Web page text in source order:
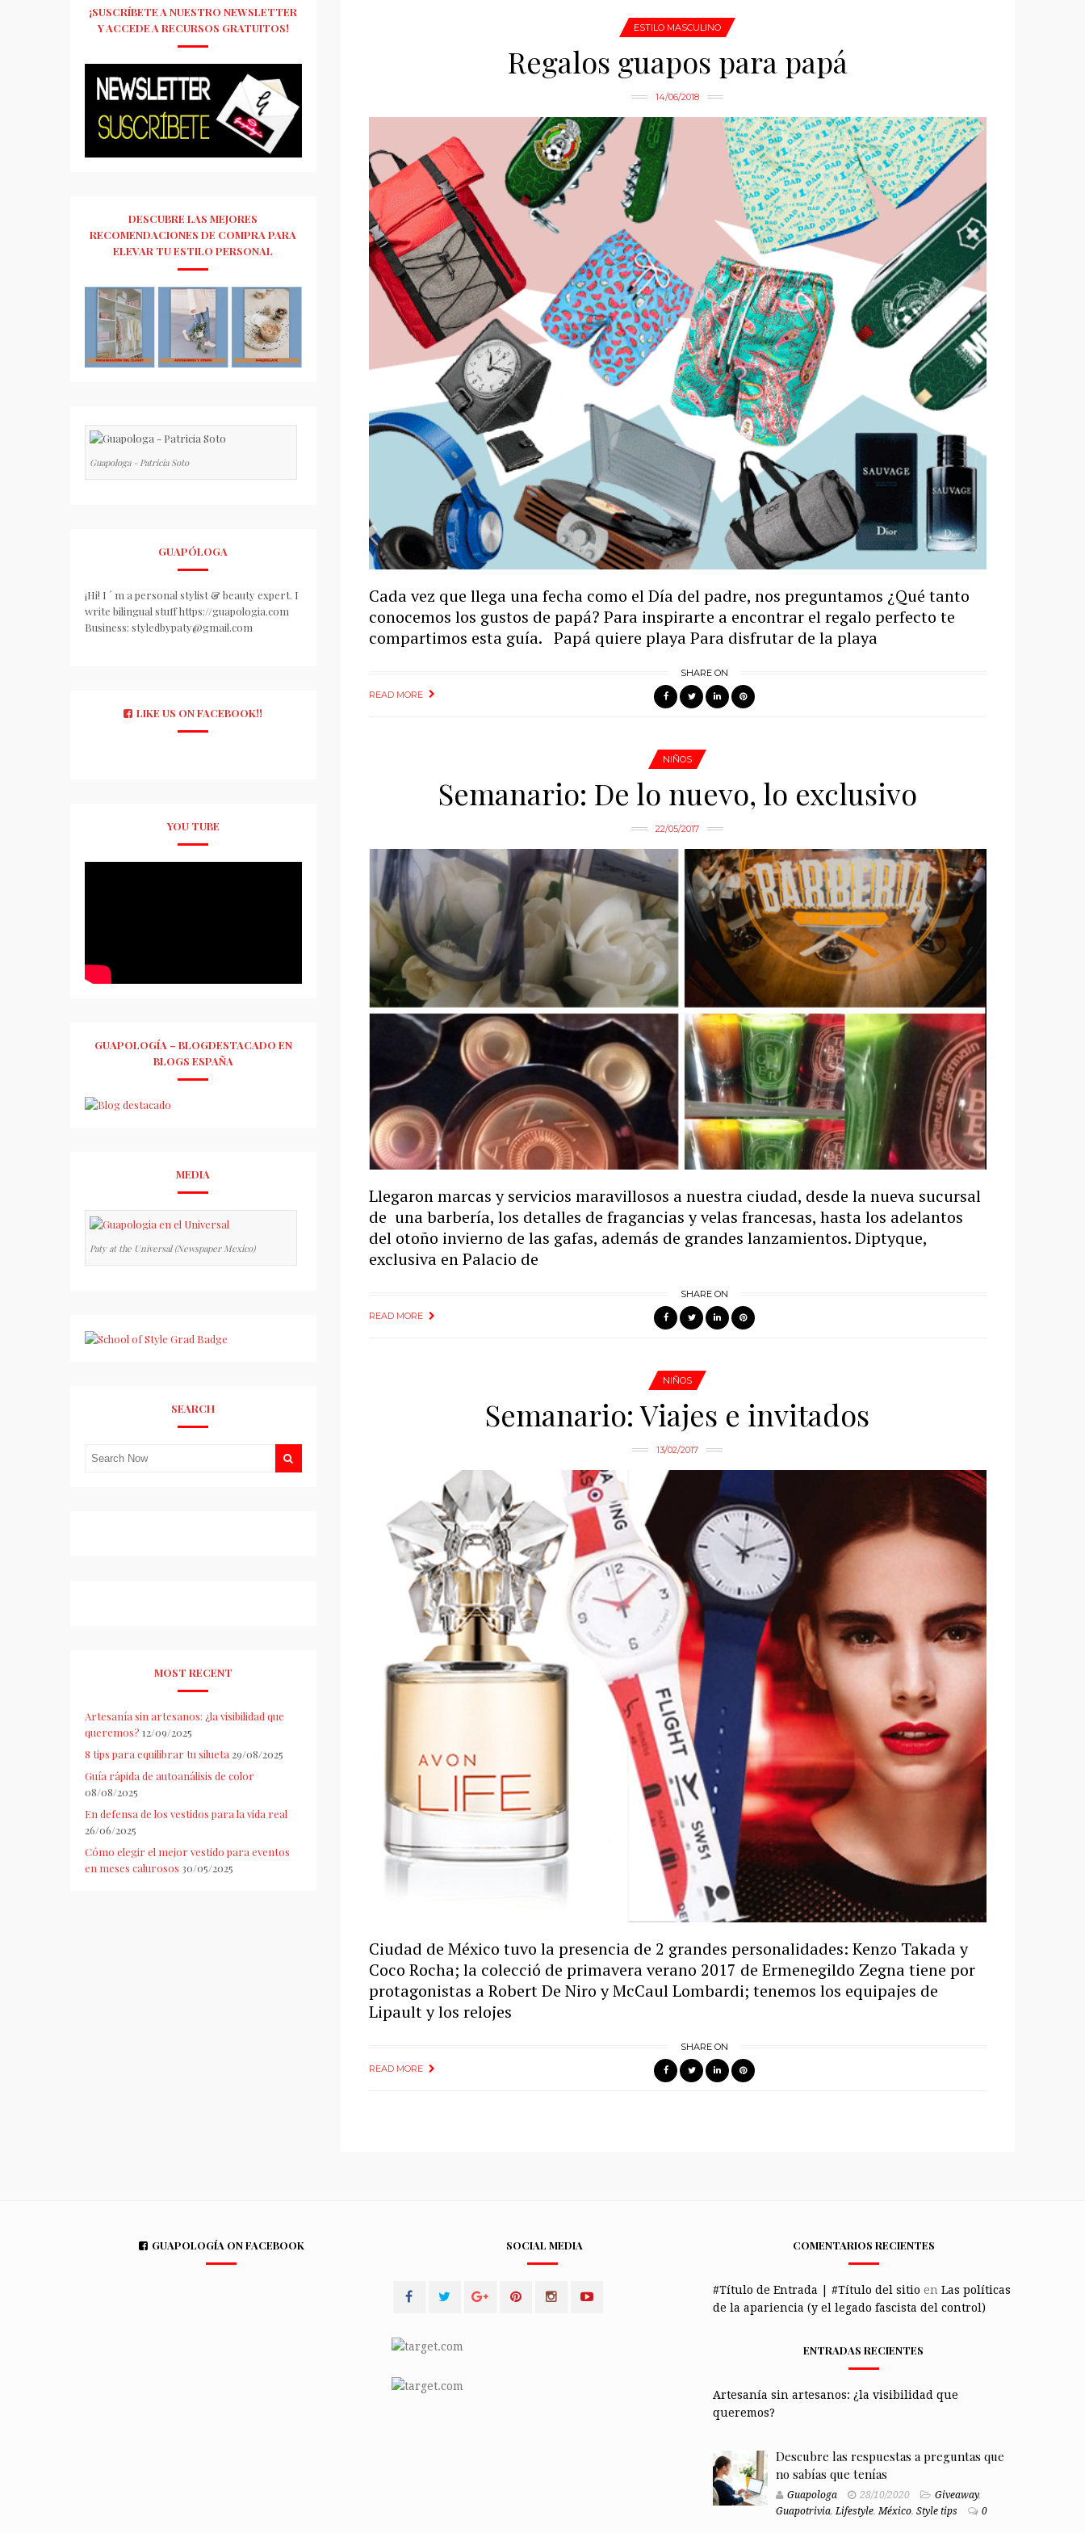
ESTILO MASCULINO
Regalos guapos para papá
14/06/2018
Cada vez que llega una fecha como el Día del padre, nos preguntamos ¿Qué tanto
conocemos los gustos de papá? Para inspirarte a encontrar el regalo perfecto te
compartimos esta guía. Papá quiere playa Para disfrutar de la playa
READ MORE
SHARE ON
NIÑOS
Semanario: De lo nuevo, lo exclusivo
22/05/2017
Llegaron marcas y servicios maravillosos a nuestra ciudad, desde la nueva sucursal
de una barbería, los detalles de fragancias y velas francesas, hasta los adelantos
del otoño invierno de las gafas, además de grandes lanzamientos. Diptyque,
exclusiva en Palacio de
READ MORE
SHARE ON
NIÑOS
Semanario: Viajes e invitados
13/02/2017
Ciudad de México tuvo la presencia de 2 grandes personalidades: Kenzo Takada y
Coco Rocha; la colecció de primavera verano 2017 de Ermenegildo Zegna tiene por
protagonistas a Robert De Niro y McCaul Lombardi; tenemos los equipajes de
Lipault y los relojes
READ MORE
SHARE ON
¡SUSCRÍBETE A NUESTRO NEWSLETTER
Y ACCEDE A RECURSOS GRATUITOS!
DESCUBRE LAS MEJORES
RECOMENDACIONES DE COMPRA PARA
ELEVAR TU ESTILO PERSONAL
Guapologa - Patricia Soto
GUAPÓLOGA
¡Hi! I ´ m a personal stylist & beauty expert. I
write bilingual stuff https://guapologia.com
Business: styledbypaty@gmail.com
LIKE US ON FACEBOOK!!
YOU TUBE
GUAPOLOGÍA – BLOGDESTACADO EN
BLOGS ESPAÑA
MEDIA
Paty at the Universal (Newspaper Mexico)
SEARCH
MOST RECENT
Artesanía sin artesanos: ¿la visibilidad que
queremos? 12/09/2025
8 tips para equilibrar tu silueta 29/08/2025
Guía rápida de autoanálisis de color
08/08/2025
En defensa de los vestidos para la vida real
26/06/2025
Cómo elegir el mejor vestido para eventos
en meses calurosos 30/05/2025
GUAPOLOGÍA ON FACEBOOK SOCIAL MEDIA COMENTARIOS RECIENTES
#Título de Entrada | #Título del sitio en Las políticas
de la apariencia (y el legado fascista del control)
ENTRADAS RECIENTES
Artesanía sin artesanos: ¿la visibilidad que
queremos?
Descubre las respuestas a preguntas que
no sabías que tenías
Guapologa 28/10/2020 Giveaway,
Guapotrivia,Lifestyle,México, Style tips 0